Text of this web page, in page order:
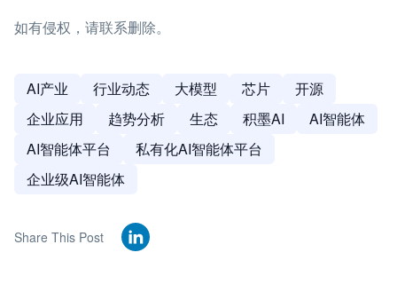
如有侵权，请联系删除。
AI产业 行业动态 大模型 芯片
开源
企业应用
趋势分析 生态 积墨AI
AI智能体
AI智能体平台
私有化AI智能体平台
企业级AI智能体
Share This Post